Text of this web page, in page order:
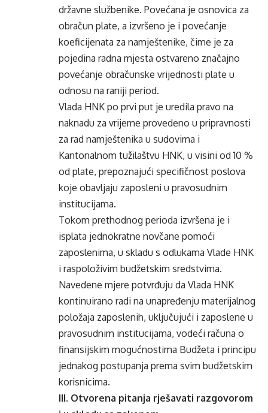
državne službenike. Povećana je osnovica za
obračun plate, a izvršeno je i povećanje
koeficijenata za namještenike, čime je za
pojedina radna mjesta ostvareno značajno
povećanje obračunske vrijednosti plate u
odnosu na raniji period.
Vlada HNK po prvi put je uredila pravo na
naknadu za vrijeme provedeno u pripravnosti
za rad namještenika u sudovima i
Kantonalnom tužilaštvu HNK, u visini od 10 %
od plate, prepoznajući specifičnost poslova
koje obavljaju zaposleni u pravosudnim
institucijama.
Tokom prethodnog perioda izvršena je i
isplata jednokratne novčane pomoći
zaposlenima, u skladu s odlukama Vlade HNK
i raspoloživim budžetskim sredstvima.
Navedene mjere potvrđuju da Vlada HNK
kontinuirano radi na unapređenju materijalnog
položaja zaposlenih, uključujući i zaposlene u
pravosudnim institucijama, vodeći računa o
finansijskim mogućnostima Budžeta i principu
jednakog postupanja prema svim budžetskim
korisnicima.
III. Otvorena pitanja rješavati razgovorom